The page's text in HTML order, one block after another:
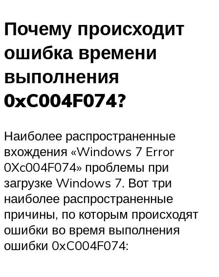
Почему происходит
ошибка времени
выполнения
0xC004F074?
Наиболее распространенные
вхождения «Windows 7 Error
0Xc004F074» проблемы при
загрузке Windows 7. Вот три
наиболее распространенные
причины, по которым происходят
ошибки во время выполнения
ошибки 0xC004F074: